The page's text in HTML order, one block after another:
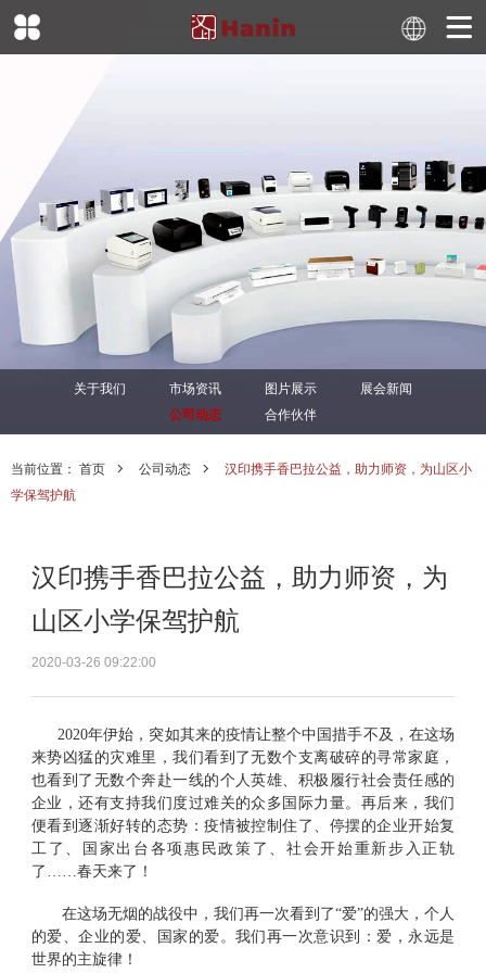
关于我们 市场资讯 图片展示
展会新闻
公司动态
合作伙伴
当前位置： 首页 公司动态
汉印携手香巴拉公益，助力师资，为山区小
学保驾护航
汉印携手香巴拉公益，助力师资，为
山区小学保驾护航
2020-03-26 09:22:00
2020年伊始，突如其来的疫情让整个中国措手不及，在这场
来势凶猛的灾难里，我们看到了无数个支离破碎的寻常家庭，
也看到了无数个奔赴一线的个人英雄、积极履行社会责任感的
企业，还有支持我们度过难关的众多国际力量。再后来，我们
便看到逐渐好转的态势：疫情被控制住了、停摆的企业开始复
工了、国家出台各项惠民政策了、社会开始重新步入正轨
了 ……春天来了！
在这场无烟的战役中，我们再一次看到了“爱”的强大，个人
的爱、企业的爱、国家的爱。我们再一次意识到：爱，永远是
世界的主旋律！